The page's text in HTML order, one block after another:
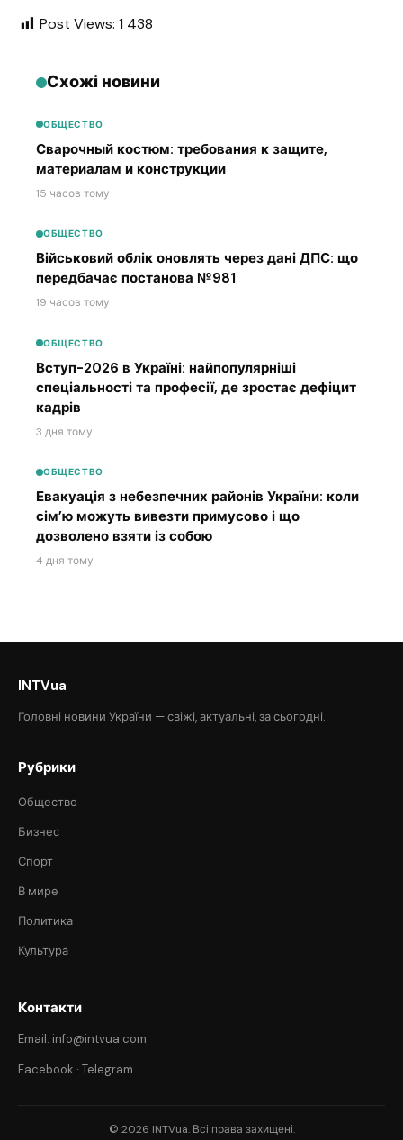
Post Views: 1 438
Схожі новини
ОБЩЕСТВО
Сварочный костюм: требования к защите,
материалам и конструкции
15 часов тому
ОБЩЕСТВО
Військовий облік оновлять через дані ДПС: що
передбачає постанова №981
19 часов тому
ОБЩЕСТВО
Вступ-2026 в Україні: найпопулярніші
спеціальності та професії, де зростає дефіцит
кадрів
3 дня тому
ОБЩЕСТВО
Евакуація з небезпечних районів України: коли
сім’ю можуть вивезти примусово і що
дозволено взяти із собою
4 дня тому
INTVua
Головні новини України — свіжі, актуальні, за сьогодні.
Рубрики
Общество
Бизнес
Спорт
В мире
Политика
Культура
Контакти
Email: info@intvua.com
Facebook · Telegram
© 2026 INTVua. Всі права захищені.